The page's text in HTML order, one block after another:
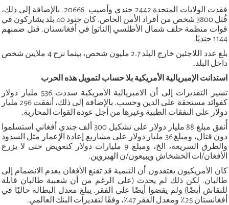
فقدت الولايات المتحدة 2442 جندي وأصيب 20666. بالإضافة إلى ذلك،
قُتل 3800 شخص من أفراد الأمن الخاص. كان جنود 40 بلد يشاركون في
قوات منظمة حلف شمال الأطلسي [الناتو] في أفغانستان. قتل ضمنهم
1144 جنديًا.
بلغ عدد اللاجئين خارج البلد 2.7 مليون شخص، بينما نزح 4 ملايين شخص
داخل البلد.
استدانت الإمبريالية الأمريكية بلا حساب لتمويل هذه الحرب
تشير التقديرات إلى أن الامبريالية الأمريكية سددت 536 مليار دولار
كفوائد مستحقة على الدين وحسب. بالإضافة إلى ذلك، أنفقت 296 مليار
دولار على النفقات الطبية وغيرها من أجل عودة القوات المحاربة.
أُنفق مبلغ 88 مليار دولار على تشكيل 300 ألف جندي أفغاني استسلموا
دون قتال، ومبلغ 36 مليار دولار على مشاريع إعادة الإعمار مثل السدود
والطرق السريعة، الخ، ومبلغ 9 مليارات دولار كتعويض حتى لا يزرع
الأفغان/ات الخشخاش ويبيعون/ن الهيروين.
كان الأمريكيون يعتقدون أن التنمية قد تقنع الأفغان بعدم الانضمام إلى
طالبان. لكن ذلك لم يحدث (على الرغم من أن شعبية طالبان قابلة
للنقاش أيضًا) ولم يقضوا أيضًا على الفقر. يبلغ معدل البطالة حاليًا في
أفغانستان 25٪ ومعدل الفقر 47٪، وفقًا لتقديرات البنك العالمي.